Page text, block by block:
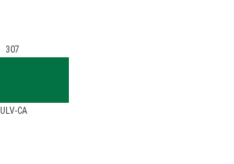
IULV-CA
307